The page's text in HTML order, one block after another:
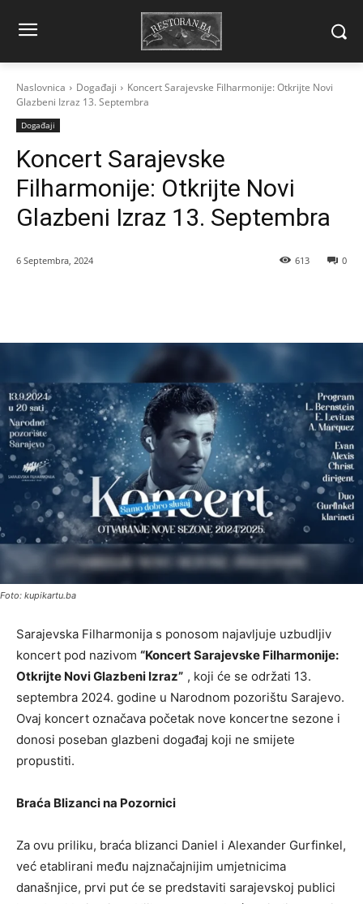
Naslovnica Događaji
Koncert Sarajevske Filharmonije: Otkrijte Novi
Glazbeni Izraz 13. Septembra
Događaji
Koncert Sarajevske
Filharmonije: Otkrijte Novi
Glazbeni Izraz 13. Septembra
6 Septembra, 2024 0
613
Foto: kupikartu.ba
Sarajevska Filharmonija s ponosom najavljuje uzbudljiv
koncert pod nazivom “Koncert Sarajevske Filharmonije:
Otkrijte Novi Glazbeni Izraz” , koji će se održati 13.
septembra 2024. godine u Narodnom pozorištu Sarajevo.
Ovaj koncert označava početak nove koncertne sezone i
donosi poseban glazbeni događaj koji ne smijete
propustiti.
Braća Blizanci na Pozornici
Za ovu priliku, braća blizanci Daniel i Alexander Gurfinkel,
već etablirani među najznačajnijim umjetnicima
današnjice, prvi put će se predstaviti sarajevskoj publici